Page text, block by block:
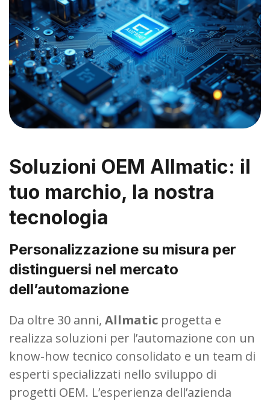
Soluzioni OEM Allmatic: il
tuo marchio, la nostra
tecnologia
Personalizzazione su misura per
distinguersi nel mercato
dell’automazione
Da oltre 30 anni, Allmatic progetta e
realizza soluzioni per l’automazione con un
know-how tecnico consolidato e un team di
esperti specializzati nello sviluppo di
progetti OEM. L’esperienza dell’azienda